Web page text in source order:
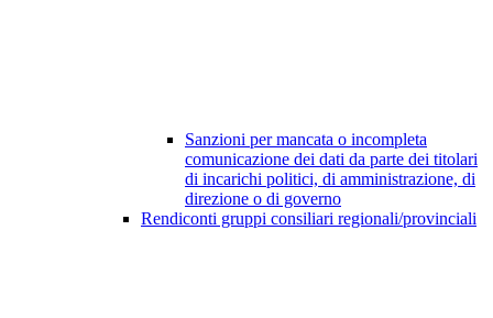
Sanzioni per mancata o incompleta
comunicazione dei dati da parte dei titolari
di incarichi politici, di amministrazione, di
direzione o di governo
Rendiconti gruppi consiliari regionali/provinciali